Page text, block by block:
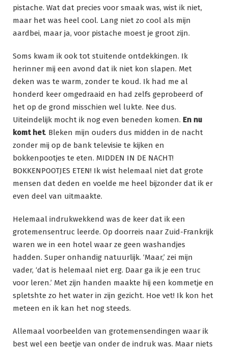
pistache. Wat dat precies voor smaak was, wist ik niet,
maar het was heel cool. Lang niet zo cool als mijn
aardbei, maar ja, voor pistache moest je groot zijn.
Soms kwam ik ook tot stuitende ontdekkingen. Ik
herinner mij een avond dat ik niet kon slapen. Met
deken was te warm, zonder te koud. Ik had me al
honderd keer omgedraaid en had zelfs geprobeerd of
het op de grond misschien wel lukte. Nee dus.
Uiteindelijk mocht ik nog even beneden komen. En nu
komt het. Bleken mijn ouders dus midden in de nacht
zonder mij op de bank televisie te kijken en
bokkenpootjes te eten. MIDDEN IN DE NACHT!
BOKKENPOOTJES ETEN! Ik wist helemaal niet dat grote
mensen dat deden en voelde me heel bijzonder dat ik er
even deel van uitmaakte.
Helemaal indrukwekkend was de keer dat ik een
grotemensentruc leerde. Op doorreis naar Zuid-Frankrijk
waren we in een hotel waar ze geen washandjes
hadden. Super onhandig natuurlijk. ‘Maar,’ zei mijn
vader, ‘dat is helemaal niet erg. Daar ga ik je een truc
voor leren.’ Met zijn handen maakte hij een kommetje en
spletshte zo het water in zijn gezicht. Hoe vet! Ik kon het
meteen en ik kan het nog steeds.
Allemaal voorbeelden van grotemensendingen waar ik
best wel een beetje van onder de indruk was. Maar niets